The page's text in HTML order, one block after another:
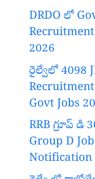
DRDO లో
2026
రైల్వేలో 4098
Govt Jobs
RRB గ్రూప్
Group D
Notification